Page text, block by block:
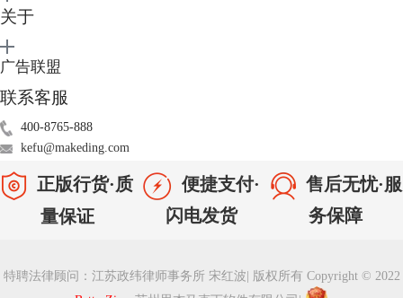
①存档树显示我们的收藏夹及其包含的存档和文件夹。
要从收藏夹侧栏打开存档，只需选择存档。它会在同一个窗口打开。如果
已经打开了包含更改的存档，系统会要求先保存更改。
体可参考教程：如何修改 BetterZip 的侧栏收藏夹 ），或将它们从Finder
拖到侧栏中。
③要从收藏夹侧栏中删除文件夹，请选择该文件夹，然后单击存档列表下
④要过滤收藏夹列表中的存档，请在收藏夹列表下方的搜索字段中输入要
查找的名称的任何部分。将过滤列表中的文件和文件夹，仅显示匹配项。
关于
广告联盟
联系客服
400-8765-888
kefu@makeding.com
正版行货·质
量保证
便捷支付·
闪电发货
售后无忧·服
务保障
特聘法律顾问：江苏政纬律师事务所 宋红波
版权所有 Copyright © 2022